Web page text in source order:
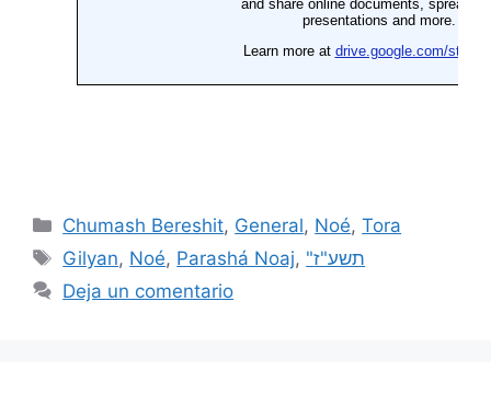
Chumash Bereshit, General, Noé,Tora
Gilyan, Noé, Parashá Noaj,
"תשע"ז
Deja un comentario